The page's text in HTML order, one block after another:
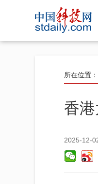
所在位置：
香
2025-12-